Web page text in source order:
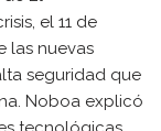
el 11 de
las nuevas
seguridad que
Noboa explicó